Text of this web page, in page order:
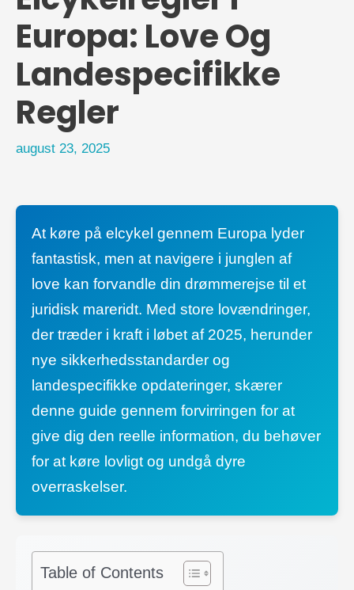
Europa: Love Og
Landespecifikke
Regler
august 23, 2025
At køre på elcykel gennem Europa lyder
fantastisk, men at navigere i junglen af
love kan forvandle din drømmerejse til et
juridisk mareridt. Med store lovændringer,
der træder i kraft i løbet af 2025, herunder
nye sikkerhedsstandarder og
landespecifikke opdateringer, skærer
denne guide gennem forvirringen for at
give dig den reelle information, du behøver
for at køre lovligt og undgå dyre
overraskelser.
Table of Contents